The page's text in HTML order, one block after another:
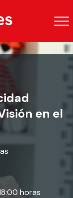
en el
horas